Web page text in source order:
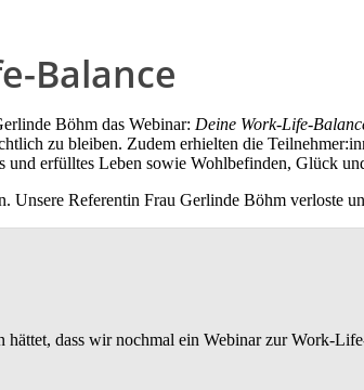
Balance
Böhm das Webinar: Deine Work-Life-
zu bleiben. Zudem erhielten die
und erfülltes Leben sowie Wohlbefinden, Glück
Unsere Referentin Frau Gerlinde Böhm verloste
hättet, dass wir nochmal ein Webinar zur Work-